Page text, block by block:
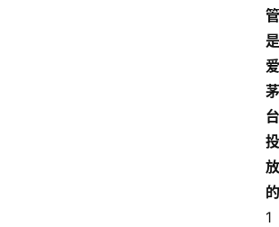
管
是
爱
茅
台
投
放
的
1